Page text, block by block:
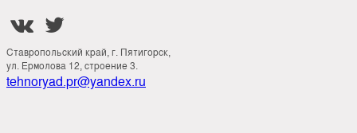
 
Ставропольский край, г. Пятигорск,
ул. Ермолова 12, строение 3.
tehnoryad.pr@yandex.ru